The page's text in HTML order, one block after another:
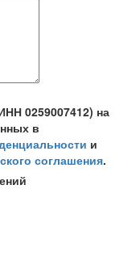
0259007412) на
в
и
соглашения.